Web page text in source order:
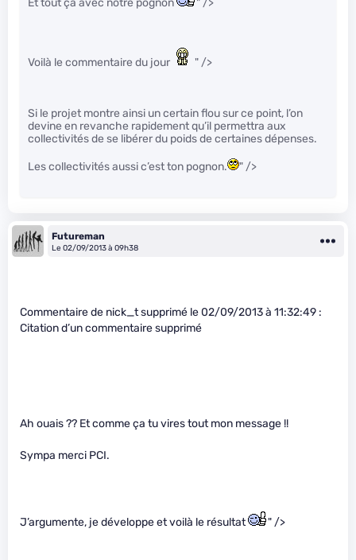
Et tout ça avec notre pognon " />
Voilà le commentaire du jour " />
Si le projet montre ainsi un certain flou sur ce point, l’on
devine en revanche rapidement qu’il permettra aux
collectivités de se libérer du poids de certaines dépenses.
Les collectivités aussi c’est ton pognon. " />
Futureman
Le 02/09/2013 à 09h38
Commentaire de nick_t supprimé le 02/09/2013 à 11:32:49 :
Citation d’un commentaire supprimé
Ah ouais ?? Et comme ça tu vires tout mon message !!
Sympa merci PCI.
J’argumente, je développe et voilà le résultat " />